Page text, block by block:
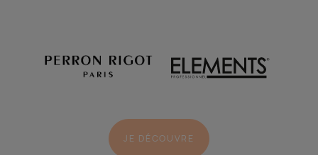
JE DÉCOUVRE